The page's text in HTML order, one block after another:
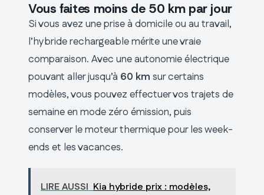
Vous faites moins de 50 km par jour
Si vous avez une prise à domicile ou au travail,
l’hybride rechargeable mérite une vraie
comparaison. Avec une autonomie électrique
pouvant aller jusqu’à 60 km sur certains
modèles, vous pouvez effectuer vos trajets de
semaine en mode zéro émission, puis
conserver le moteur thermique pour les week-
ends et les vacances.
LIRE AUSSI Kia hybride prix : modèles,